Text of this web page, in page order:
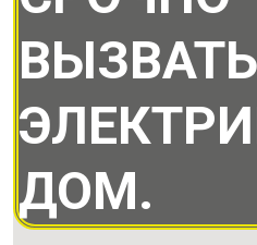
ВЫЗВАТЬ
ДОМ.